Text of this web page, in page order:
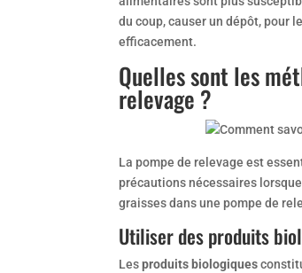
du coup, causer un dépôt, pour
efficacement.
Quelles sont les
relevage ?
La pompe de relevage est
précautions nécessaires
graisses dans une pompe de
Utiliser des produits
Lesproduits biologiques